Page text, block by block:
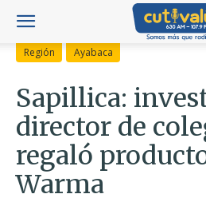
Región Ayabaca
Sapillica:
director de
regaló
Warma